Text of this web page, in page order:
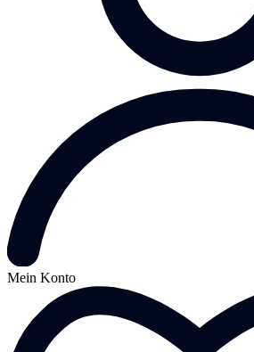
Mein Konto